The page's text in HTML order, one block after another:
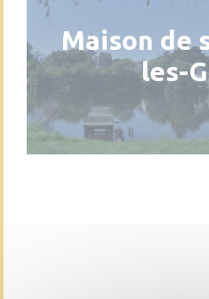
Maison de
les-